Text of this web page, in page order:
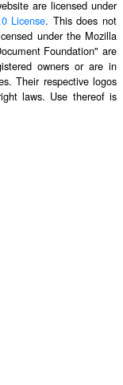
are licensed under
License. This does not
under the Mozilla
Foundation" are
owners or are in
Their respective logos
laws. Use thereof is